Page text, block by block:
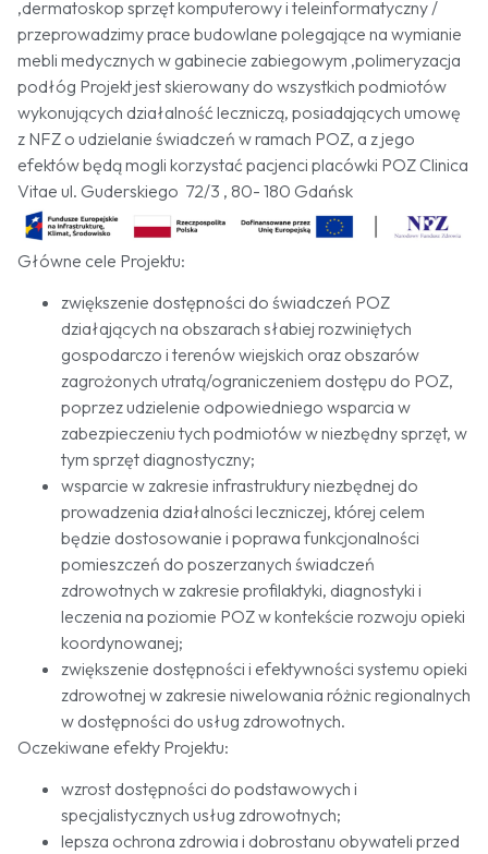
,dermatoskop sprzęt komputerowy i teleinformatyczny /
przeprowadzimy prace budowlane polegające na wymianie
mebli medycznych w gabinecie zabiegowym ,polimeryzacja
podłóg Projekt jest skierowany do wszystkich podmiotów
wykonujących działalność leczniczą, posiadających umowę
z NFZ o udzielanie świadczeń w ramach POZ, a z jego
efektów będą mogli korzystać pacjenci placówki POZ Clinica
Vitae ul. Guderskiego 72/3 , 80- 180 Gdańsk
Główne cele Projektu:
zwiększenie dostępności do świadczeń POZ
działających na obszarach słabiej rozwiniętych
gospodarczo i terenów wiejskich oraz obszarów
zagrożonych utratą/ograniczeniem dostępu do POZ,
poprzez udzielenie odpowiedniego wsparcia w
zabezpieczeniu tych podmiotów w niezbędny sprzęt, w
tym sprzęt diagnostyczny;
wsparcie w zakresie infrastruktury niezbędnej do
prowadzenia działalności leczniczej, której celem
będzie dostosowanie i poprawa funkcjonalności
pomieszczeń do poszerzanych świadczeń
zdrowotnych w zakresie profilaktyki, diagnostyki i
leczenia na poziomie POZ w kontekście rozwoju opieki
koordynowanej;
zwiększenie dostępności i efektywności systemu opieki
zdrowotnej w zakresie niwelowania różnic regionalnych
w dostępności do usług zdrowotnych.
Oczekiwane efekty Projektu:
wzrost dostępności do podstawowych i
specjalistycznych usług zdrowotnych;
lepsza ochrona zdrowia i dobrostanu obywateli przed